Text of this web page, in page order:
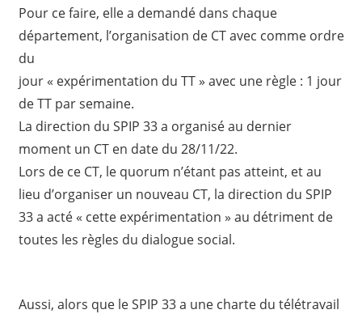
Pour ce faire, elle a demandé dans chaque
département, l’organisation de CT avec comme ordre
du
jour « expérimentation du TT » avec une règle : 1 jour
de TT par semaine.
La direction du SPIP 33 a organisé au dernier
moment un CT en date du 28/11/22.
Lors de ce CT, le quorum n’étant pas atteint, et au
lieu d’organiser un nouveau CT, la direction du SPIP
33 a acté « cette expérimentation » au détriment de
toutes les règles du dialogue social.
Aussi, alors que le SPIP 33 a une charte du télétravail